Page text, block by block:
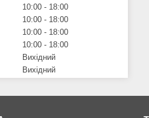
10:00
18:00
10:00
18:00
10:00
18:00
10:00
18:00
Вихідний
Вихідний